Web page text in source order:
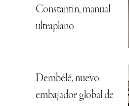
Constantin, manual
ultraplano
Dembélé, nuevo
embajador global de